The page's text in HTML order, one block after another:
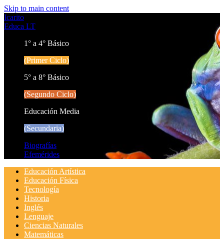
Skip to main content
Icarito
Educa LT
1° a 4° Básico
(Primer Ciclo)
5° a 8° Básico
(Segundo Ciclo)
Educación Media
(Secundaria)
Biografías
Efemérides
Educación Artística
Educación Física
Tecnología
Historia
Inglés
Lenguaje
Ciencias Naturales
Matemáticas